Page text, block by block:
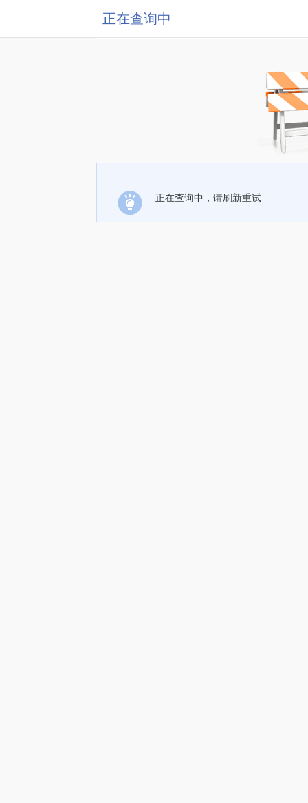
正在查询中
正在查询中，请刷新重试